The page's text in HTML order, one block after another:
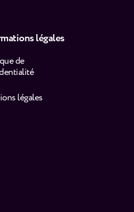
légales
de
légales